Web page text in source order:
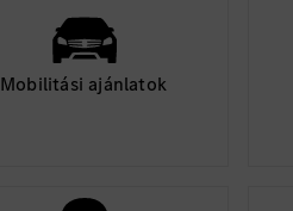
Mobilitási ajánlatok